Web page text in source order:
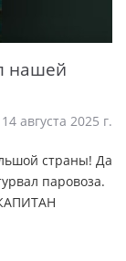
нашей
14 августа 2025 г.
страны! Да
паровоза.